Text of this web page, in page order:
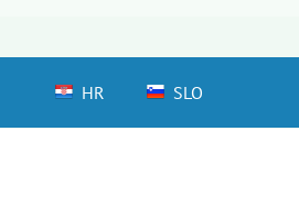
HR SLO